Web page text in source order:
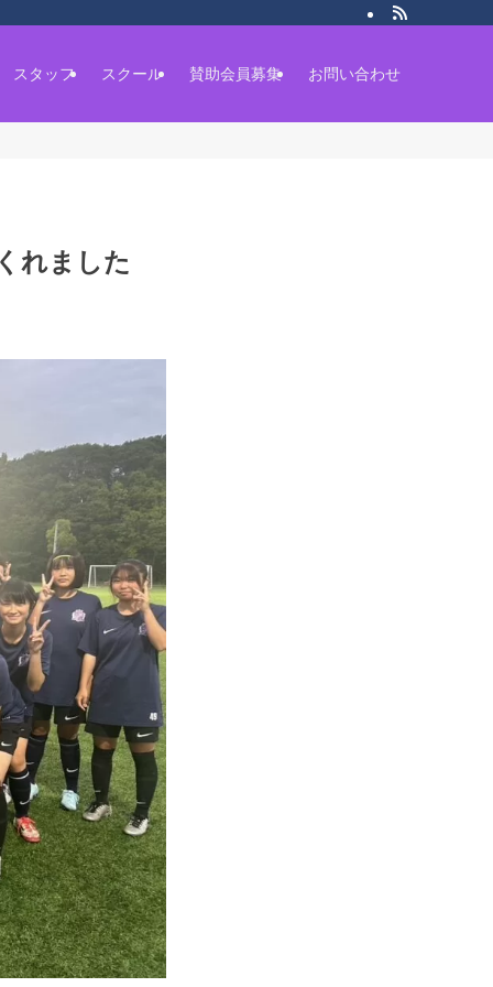
スタッフ スクール 賛助会員募集 お問い合わせ
れました